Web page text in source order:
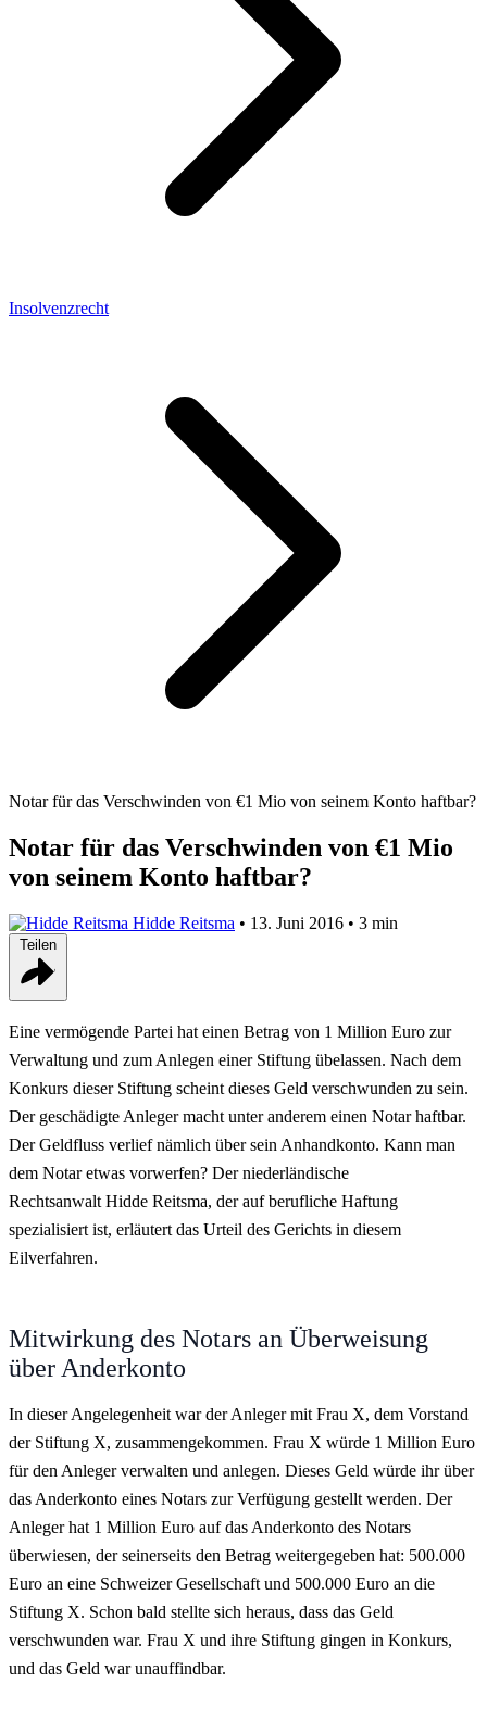
Insolvenzrecht
Notar für das Verschwinden von €1 Mio von seinem Konto haftbar?
Notar für das Verschwinden von €1 Mio
von seinem Konto haftbar?
Hidde Reitsma • 13. Juni 2016 • 3 min
Eine vermögende Partei hat einen Betrag von 1 Million Euro zur
Verwaltung und zum Anlegen einer Stiftung übelassen. Nach dem
Konkurs dieser Stiftung scheint dieses Geld verschwunden zu sein.
Der geschädigte Anleger macht unter anderem einen Notar haftbar.
Der Geldfluss verlief nämlich über sein Anhandkonto. Kann man
dem Notar etwas vorwerfen? Der niederländische
Rechtsanwalt Hidde Reitsma, der auf berufliche Haftung
spezialisiert ist, erläutert das Urteil des Gerichts in diesem
Eilverfahren.
Mitwirkung des Notars an Überweisung
über Anderkonto
In dieser Angelegenheit war der Anleger mit Frau X, dem Vorstand
der Stiftung X, zusammengekommen. Frau X würde 1 Million Euro
für den Anleger verwalten und anlegen. Dieses Geld würde ihr über
das Anderkonto eines Notars zur Verfügung gestellt werden. Der
Anleger hat 1 Million Euro auf das Anderkonto des Notars
überwiesen, der seinerseits den Betrag weitergegeben hat: 500.000
Euro an eine Schweizer Gesellschaft und 500.000 Euro an die
Stiftung X. Schon bald stellte sich heraus, dass das Geld
verschwunden war. Frau X und ihre Stiftung gingen in Konkurs,
und das Geld war unauffindbar.